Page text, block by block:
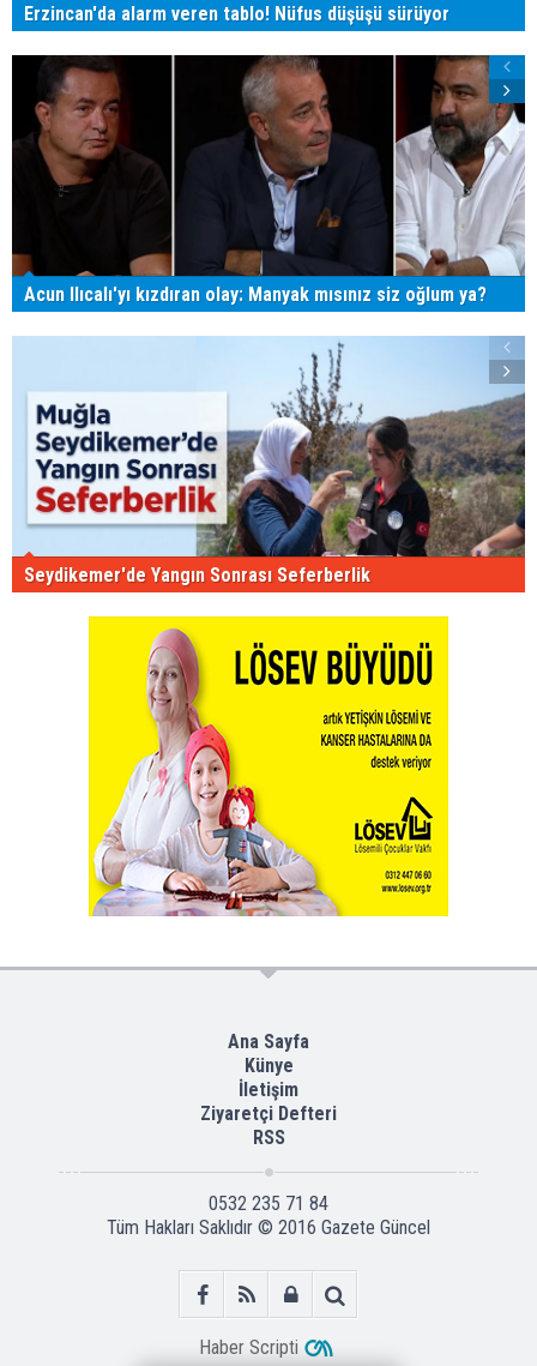
Erzincan'da alarm veren tablo! Nüfus düşüşü sürüyor
Acun Ilıcalı'yı kızdıran olay: Manyak mısınız siz oğlum ya?
Seydikemer'de Yangın Sonrası Seferberlik
Ana Sayfa
Künye
İletişim
Ziyaretçi Defteri
RSS
0532 235 71 84
Tüm Hakları Saklıdır © 2016 Gazete Güncel
Haber Scripti